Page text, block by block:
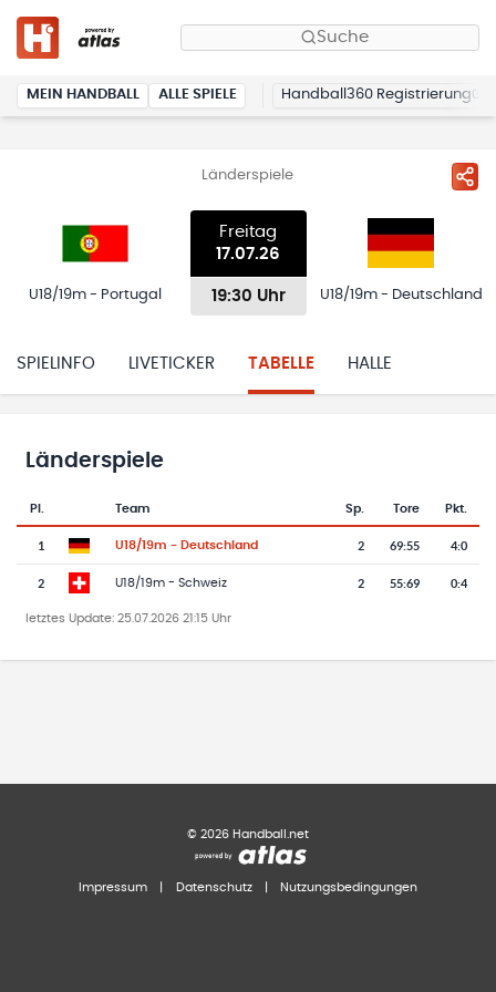
Suche
MEIN HANDBALL ALLE SPIELE Handball360 Registrierung
Länderspiele
U18/19m - Portugal
Freitag
17.07.26
19:30 Uhr U18/19m - Deutschland
SPIELINFO LIVETICKER TABELLE HALLE
Länderspiele
Tabelle mit Vereinsplatzierungen, Spielen, Toren und Punkten
Pl.
Team-Logo
Team Sp. Tore Pkt.
1 U18/19m - Deutschland 2 69:55 4:0
2 U18/19m - Schweiz 2 55:69 0:4
letztes Update: 25.07.2026 21:15 Uhr
© 2026 Handball.net
Impressum Datenschutz Nutzungsbedingungen